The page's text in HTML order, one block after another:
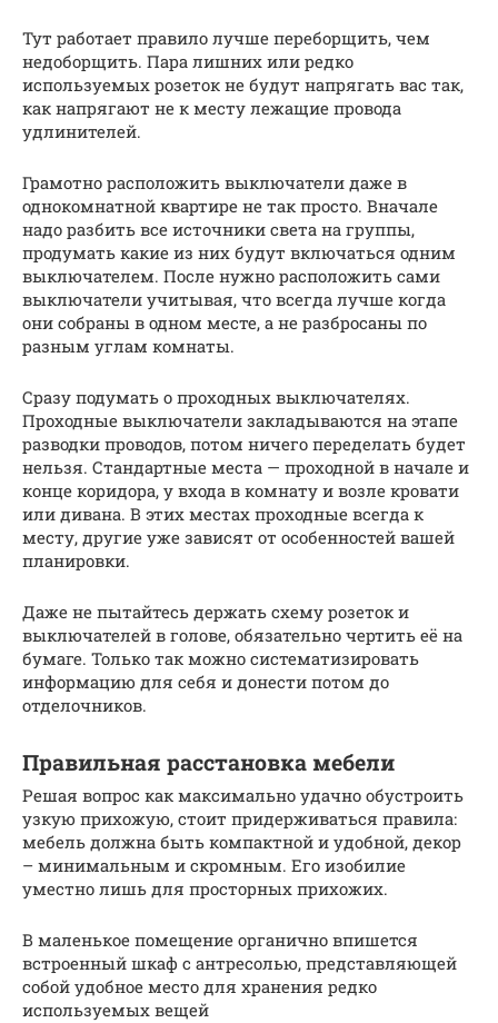
Тут работает правило лучше переборщить, чем
недоборщить. Пара лишних или редко
используемых розеток не будут напрягать вас так,
как напрягают не к месту лежащие провода
удлинителей.
Грамотно расположить выключатели даже в
однокомнатной квартире не так просто. Вначале
надо разбить все источники света на группы,
продумать какие из них будут включаться одним
выключателем. После нужно расположить сами
выключатели учитывая, что всегда лучше когда
они собраны в одном месте, а не разбросаны по
разным углам комнаты.
Сразу подумать о проходных выключателях.
Проходные выключатели закладываются на этапе
разводки проводов, потом ничего переделать будет
нельзя. Стандартные места — проходной в начале и
конце коридора, у входа в комнату и возле кровати
или дивана. В этих местах проходные всегда к
месту, другие уже зависят от особенностей вашей
планировки.
Даже не пытайтесь держать схему розеток и
выключателей в голове, обязательно чертить её на
бумаге. Только так можно систематизировать
информацию для себя и донести потом до
отделочников.
Правильная расстановка мебели
Решая вопрос как максимально удачно обустроить
узкую прихожую, стоит придерживаться правила:
мебель должна быть компактной и удобной, декор
– минимальным и скромным. Его изобилие
уместно лишь для просторных прихожих.
В маленькое помещение органично впишется
встроенный шкаф с антресолью, представляющей
собой удобное место для хранения редко
используемых вещей